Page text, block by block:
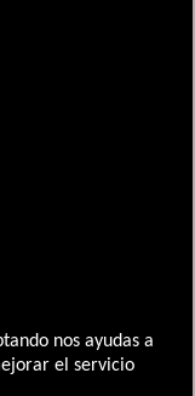
nos ayudas a
el servicio
y opiniones
te ha inspirado de
que desees
que ha participado?
pensamientos.
y amantes
esta conversación.